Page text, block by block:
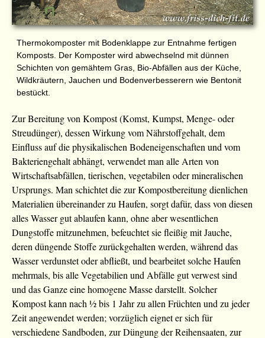
Thermokomposter mit Bodenklappe zur Entnahme fertigen
Komposts. Der Komposter wird abwechselnd mit dünnen
Schichten von gemähtem Gras, Bio-Abfällen aus der Küche,
Wildkräutern, Jauchen und Bodenverbesserern wie Bentonit
bestückt.
Zur Bereitung von Kompost (Komst, Kumpst, Menge- oder
Streudünger), dessen Wirkung vom Nährstoffgehalt, dem
Einfluss auf die physikalischen Bodeneigenschaften und vom
Bakteriengehalt abhängt, verwendet man alle Arten von
Wirtschaftsabfällen, tierischen, vegetabilen oder mineralischen
Ursprungs. Man schichtet die zur Kompostbereitung dienlichen
Materialien übereinander zu Haufen, sorgt dafür, dass von diesen
alles Wasser gut ablaufen kann, ohne aber wesentlichen
Dungstoffe mitzunehmen, befeuchtet sie fleißig mit Jauche,
deren düngende Stoffe zurückgehalten werden, während das
Wasser verdunstet oder abfließt, und bearbeitet solche Haufen
mehrmals, bis alle Vegetabilien und Abfälle gut verwest sind
und das Ganze eine homogene Masse darstellt. Solcher
Kompost kann nach ½ bis 1 Jahr zu allen Früchten und zu jeder
Zeit angewendet werden; vorzüglich eignet er sich für
verschiedene Sandboden, zur Düngung der Reihensaaten, zur